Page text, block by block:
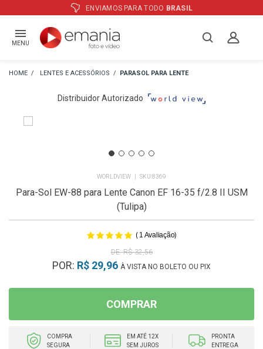
ATÉ12X E PREÇO ESPECIAL
MENU
LENTES E ACESSÓRIOS PARASOL PARA LENTE
Distribuidor Autorizado
WORLDVIEW 8369
Para-Sol EW-88 para Lente Canon EF 16-35 f/2.8 II USM
(Tulipa)
( 1 Avaliação)
R$ 32,56
POR: R$ 29,96 À VISTA NO BOLETO OU PIX
COMPRAR
COMPRA
SEGURA
EM ATÉ 12X
SEM JUROS
PRONTA
ENTREGA